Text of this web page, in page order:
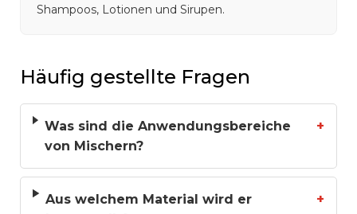
Shampoos, Lotionen und Sirupen.
Häufig gestellte Fragen
Was sind die Anwendungsbereiche
von Mischern?
+
Aus welchem Material wird er
+